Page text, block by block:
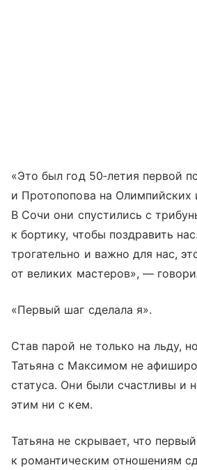
«Это был год 50‑летия первой
и Протопопова на Олимпийских
В Сочи они спустились с
к бортику, чтобы поздравить
трогательно и важно для нас,
от великих мастеров», —
«Первый шаг сделала я».
Став парой не только на льду,
Татьяна с Максимом не
статуса. Они были счастливы и
этим ни с кем.
Татьяна не скрывает, что
к романтическим отношениям